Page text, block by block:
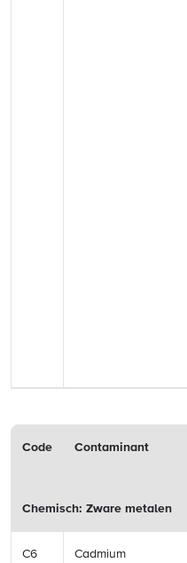
Code Contaminant
Chemisch: Zware metalen
C6 Cadmium